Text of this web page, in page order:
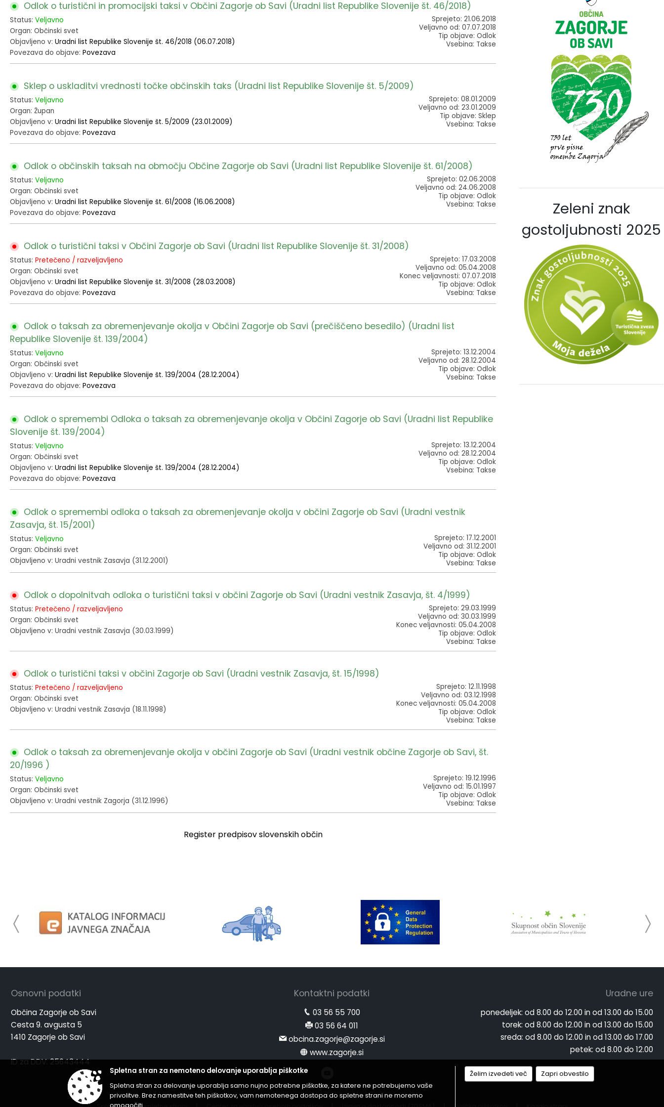
Odlok o turistični in promocijski taksi v Občini Zagorje ob Savi (Uradni list Republike Slovenije št. 46/2018)
Status: Veljavno
Organ: Občinski svet
Objavljeno v: Uradni list Republike Slovenije št. 46/2018 (06.07.2018)
Povezava do objave: Povezava
Sprejeto: 21.06.2018
Veljavno od: 07.07.2018
Tip objave: Odlok
Vsebina: Takse
Sklep o uskladitvi vrednosti točke občinskih taks (Uradni list Republike Slovenije št. 5/2009)
Status: Veljavno
Organ: Župan
Objavljeno v: Uradni list Republike Slovenije št. 5/2009 (23.01.2009)
Povezava do objave: Povezava
Sprejeto: 08.01.2009
Veljavno od: 23.01.2009
Tip objave: Sklep
Vsebina: Takse
Odlok o občinskih taksah na območju Občine Zagorje ob Savi (Uradni list Republike Slovenije št. 61/2008)
Status: Veljavno
Organ: Občinski svet
Objavljeno v: Uradni list Republike Slovenije št. 61/2008 (16.06.2008)
Povezava do objave: Povezava
Sprejeto: 02.06.2008
Veljavno od: 24.06.2008
Tip objave: Odlok
Vsebina: Takse
Odlok o turistični taksi v Občini Zagorje ob Savi (Uradni list Republike Slovenije št. 31/2008)
Status: Pretečeno / razveljavljeno
Organ: Občinski svet
Objavljeno v: Uradni list Republike Slovenije št. 31/2008 (28.03.2008)
Povezava do objave: Povezava
Sprejeto: 17.03.2008
Veljavno od: 05.04.2008
Konec veljavnosti: 07.07.2018
Tip objave: Odlok
Vsebina: Takse
Odlok o taksah za obremenjevanje okolja v Občini Zagorje ob Savi (prečiščeno besedilo) (Uradni list
Republike Slovenije št. 139/2004)
Status: Veljavno
Organ: Občinski svet
Objavljeno v: Uradni list Republike Slovenije št. 139/2004 (28.12.2004)
Povezava do objave: Povezava
Sprejeto: 13.12.2004
Veljavno od: 28.12.2004
Tip objave: Odlok
Vsebina: Takse
Odlok o spremembi Odloka o taksah za obremenjevanje okolja v Občini Zagorje ob Savi (Uradni list Republike
Slovenije št. 139/2004)
Status: Veljavno
Organ: Občinski svet
Objavljeno v: Uradni list Republike Slovenije št. 139/2004 (28.12.2004)
Povezava do objave: Povezava
Sprejeto: 13.12.2004
Veljavno od: 28.12.2004
Tip objave: Odlok
Vsebina: Takse
Odlok o spremembi odloka o taksah za obremenjevanje okolja v občini Zagorje ob Savi (Uradni vestnik
Zasavja, št. 15/2001)
Status: Veljavno
Organ: Občinski svet
Objavljeno v: Uradni vestnik Zasavja (31.12.2001)
Sprejeto: 17.12.2001
Veljavno od: 31.12.2001
Tip objave: Odlok
Vsebina: Takse
Odlok o dopolnitvah odloka o turistični taksi v občini Zagorje ob Savi (Uradni vestnik Zasavja, št. 4/1999)
Status: Pretečeno / razveljavljeno
Organ: Občinski svet
Objavljeno v: Uradni vestnik Zasavja (30.03.1999)
Sprejeto: 29.03.1999
Veljavno od: 30.03.1999
Konec veljavnosti: 05.04.2008
Tip objave: Odlok
Vsebina: Takse
Odlok o turistični taksi v občini Zagorje ob Savi (Uradni vestnik Zasavja, št. 15/1998)
Status: Pretečeno / razveljavljeno
Organ: Občinski svet
Objavljeno v: Uradni vestnik Zasavja (18.11.1998)
Sprejeto: 12.11.1998
Veljavno od: 03.12.1998
Konec veljavnosti: 05.04.2008
Tip objave: Odlok
Vsebina: Takse
Odlok o taksah za obremenjevanje okolja v občini Zagorje ob Savi (Uradni vestnik občine Zagorje ob Savi, št.
20/1996 )
Status: Veljavno
Organ: Občinski svet
Objavljeno v: Uradni vestnik Zagorja (31.12.1996)
Sprejeto: 19.12.1996
Veljavno od: 15.01.1997
Tip objave: Odlok
Vsebina: Takse
Register predpisov slovenskih občin
Zeleni znak
gostoljubnosti 2025
Osnovni podatki
Občina Zagorje ob Savi
Cesta 9. avgusta 5
1410 Zagorje ob Savi
ID za DDV: 25643444
Kontaktni podatki
03 56 55 700
03 56 64 011
obcina.zagorje@zagorje.si
www.zagorje.si
Uradne ure
ponedeljek: od 8.00 do 12.00 in od 13.00 do 15.00
torek: od 8.00 do 12.00 in od 13.00 do 15.00
sreda: od 8.00 do 12.00 in od 13.00 do 17.00
petek: od 8.00 do 12.00
Spletna stran za nemoteno delovanje uporablja piškotke
Spletna stran za delovanje uporablja samo nujno potrebne piškotke, za katere ne potrebujemo vaše
privolitve. Brez namestitve teh piškotkov, vam nemotenega dostopa do spletne strani ne moremo
Želim izvedeti več Zapri obvestilo
Fotogalerija
Občinska volilna komisija
Medobčinski inšpektorat in redarstvo
Koledar dogodkov
Zapore cest
Okoljski podatki
Lokalne volitve
Strateški dokumenti
Katalog informacij javnega značaja